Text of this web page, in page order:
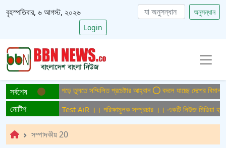
বৃহস্পতিবার, ৬ আগস্ট, ২০২৬
অনুসন্ধান
Login
সর্বশেষবাংলাদেশ গড়ে তুলতে সম্মিলিত প্রচেষ্টার আহ্বান বদলে যাচ্ছে দেশের বিমান ও
নোটিশ
সম্প্রচার ।। Test AiR ।। পরিক্ষামুলক সম্প্রচার ।। একটি নিউজ মিডিয়া
সম্পাদকীয় 20